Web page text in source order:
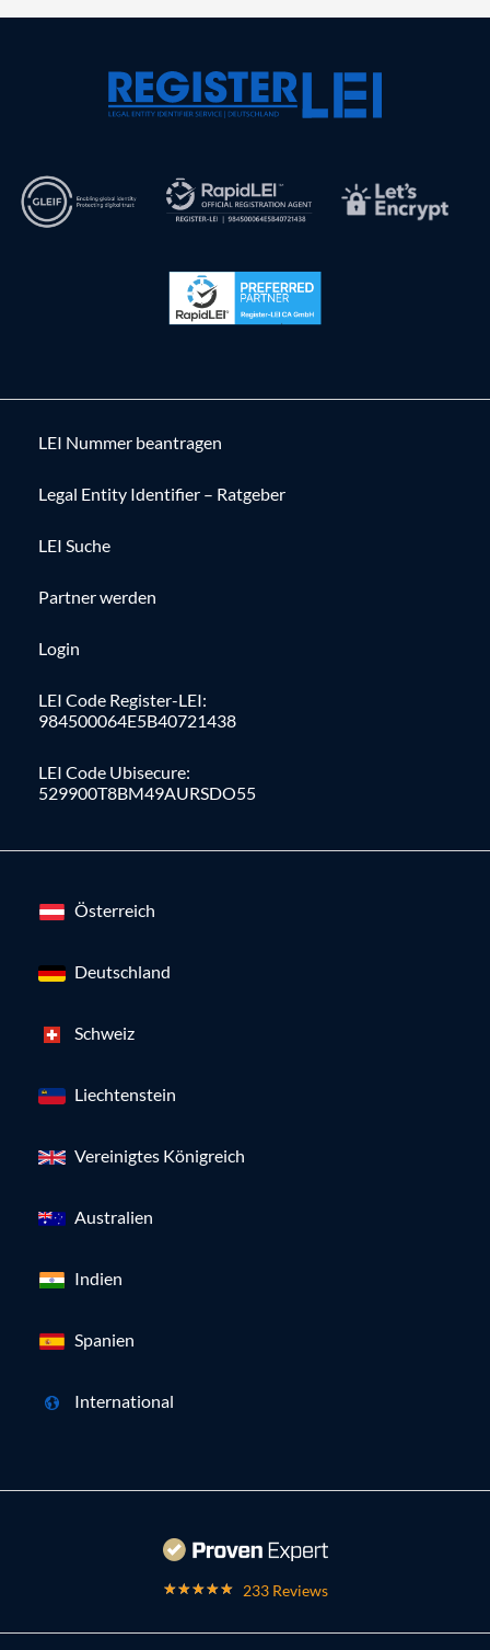
LEI Nummer beantragen
Legal Entity Identifier – Ratgeber
LEI Suche
Partner werden
Login
LEI Code Register-LEI:
984500064E5B40721438
LEI Code Ubisecure:
529900T8BM49AURSDO55
Österreich
Deutschland
Schweiz
Liechtenstein
Vereinigtes Königreich
Australien
Indien
Spanien
International
233 Reviews